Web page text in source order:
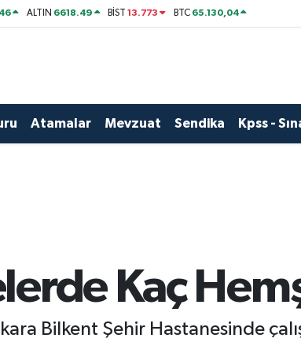
ALTIN 6618.49 BİST13.773 BTC 65.130,04
Atamalar Mevzuat Sendika Kpss -
Kaç
Bilkent Şehir Hastanesinde